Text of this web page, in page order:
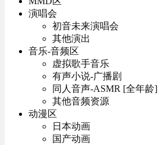
演唱会
初音未来演唱会
其他演出
音乐-音频区
虚拟歌手音乐
有声小说-广播剧
同人音声-ASMR [全年龄]
其他音频资源
动漫区
日本动画
国产动画